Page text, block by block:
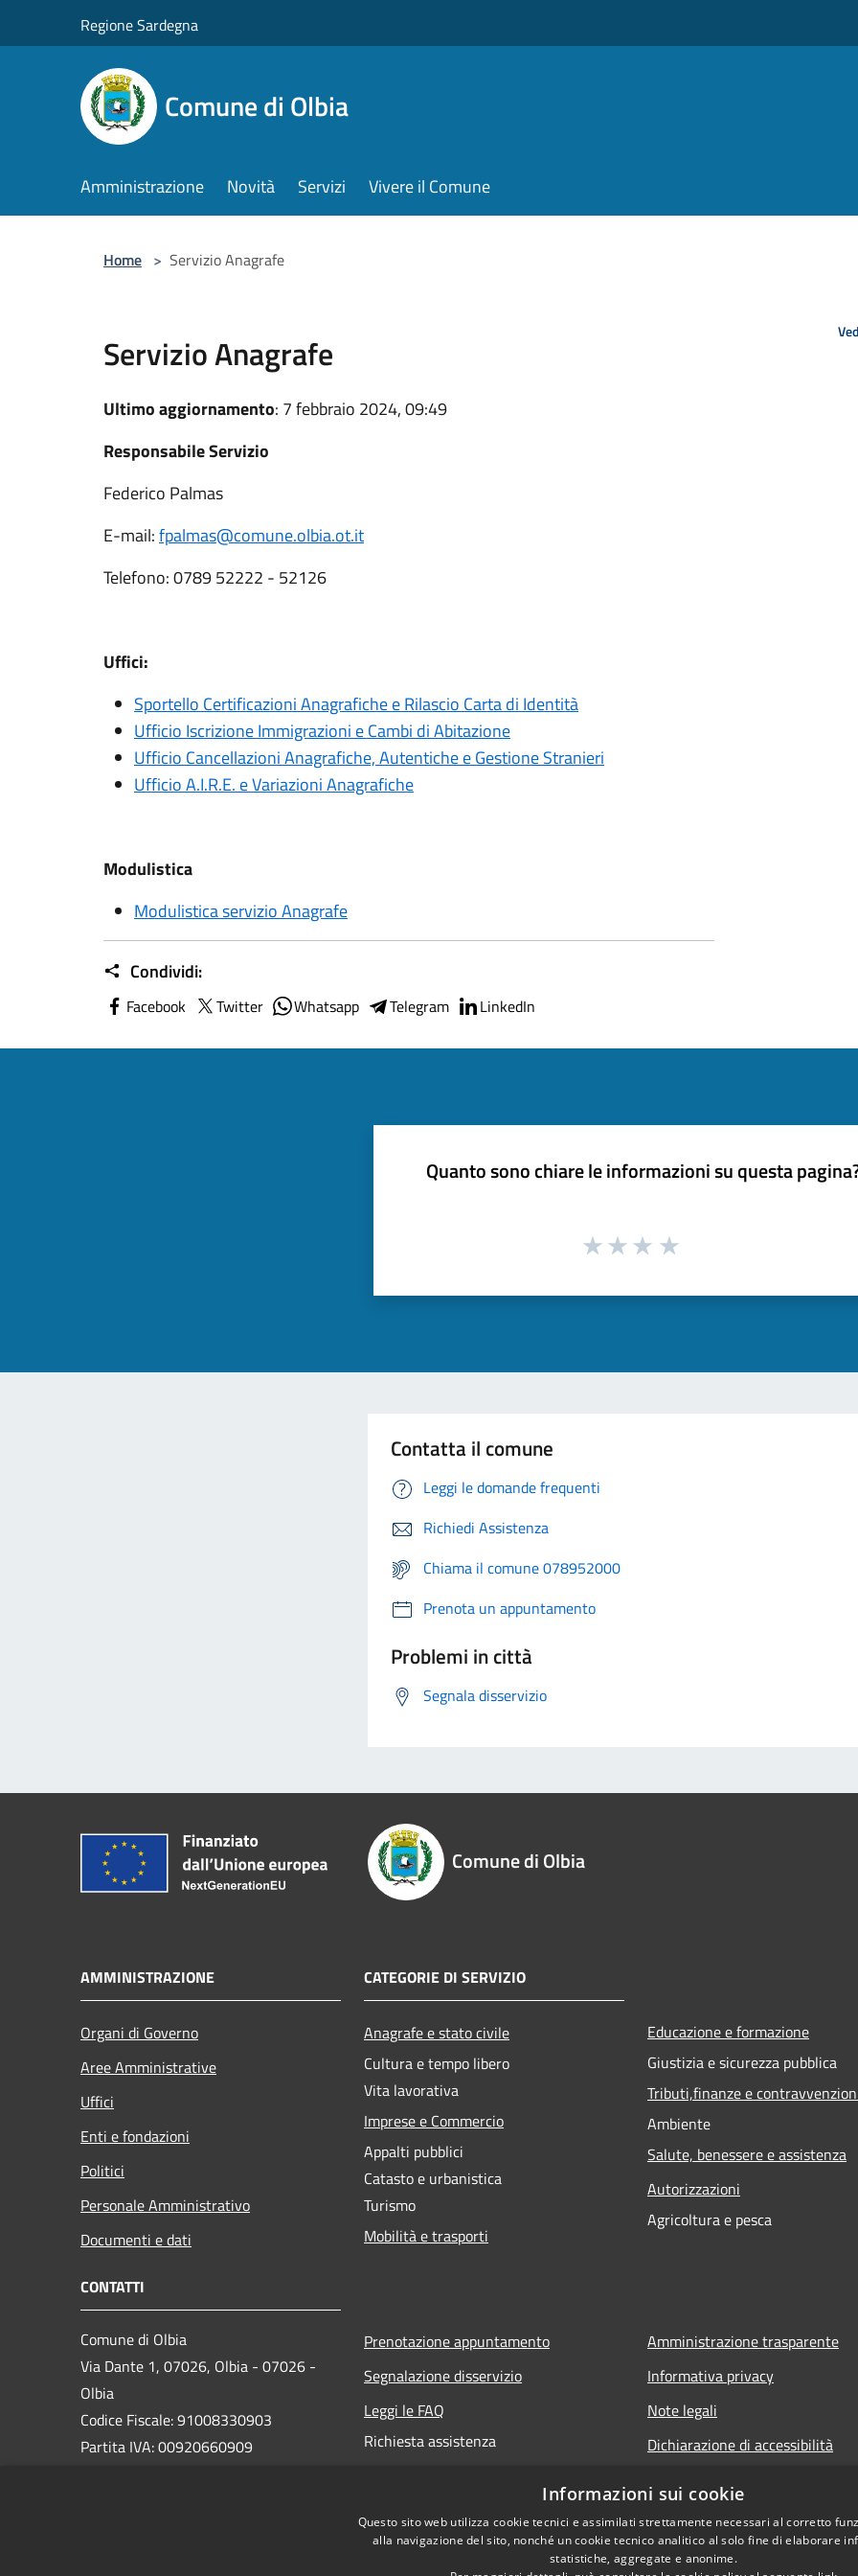
Regione Sardegna
Comune di Olbia
Amministrazione Novità Servizi Vivere il Comune
Home > Servizio Anagrafe
Servizio Anagrafe
Ultimo aggiornamento: 7 febbraio 2024, 09:49
Responsabile Servizio
Federico Palmas
E-mail:fpalmas@comune.olbia.ot.it
Telefono: 0789 52222 - 52126
Uffici:
Sportello Certificazioni Anagrafiche e Rilascio Carta di Identità
Ufficio Iscrizione Immigrazioni e Cambi di Abitazione
Ufficio Cancellazioni Anagrafiche, Autentiche e Gestione Stranieri
Ufficio A.I.R.E. e Variazioni Anagrafiche
Modulistica
Modulistica servizio Anagrafe
Condividi:
Facebook Twitter Whatsapp Telegram LinkedIn
Quanto sono chiare le informazioni su questa
Contatta il comune
Leggi le domande frequenti
Richiedi Assistenza
Chiama il comune 078952000
Prenota un appuntamento
Problemi in città
Segnala disservizio
Comune di Olbia
AMMINISTRAZIONE
Organi di Governo
Aree Amministrative
Uffici
Enti e fondazioni
Politici
Personale Amministrativo
Documenti e dati
CATEGORIE DI SERVIZIO
Anagrafe e stato civile
Cultura e tempo libero
Vita lavorativa
Imprese e Commercio
Appalti pubblici
Catasto e urbanistica
Turismo
Mobilità e trasporti
Educazione e formazione
Giustizia e sicurezza pubblica
Tributi,finanze e
Ambiente
Salute, benessere e assistenza
Autorizzazioni
Agricoltura e pesca
CONTATTI
Comune di Olbia
Via Dante 1, 07026, Olbia - 07026 -
Olbia
Codice Fiscale: 91008330903
Partita IVA: 00920660909
Prenotazione appuntamento
Segnalazione disservizio
Leggi le FAQ
Richiesta assistenza
Amministrazione trasparente
Informativa privacy
Note legali
Dichiarazione di accessibilità
Informazioni sui cookie
Questo sito web utilizza cookie tecnici e assimilati strettamente necessari al corretto
alla navigazione del sito, nonché un cookie tecnico analitico al solo fine di elaborare
statistiche, aggregate e anonime.